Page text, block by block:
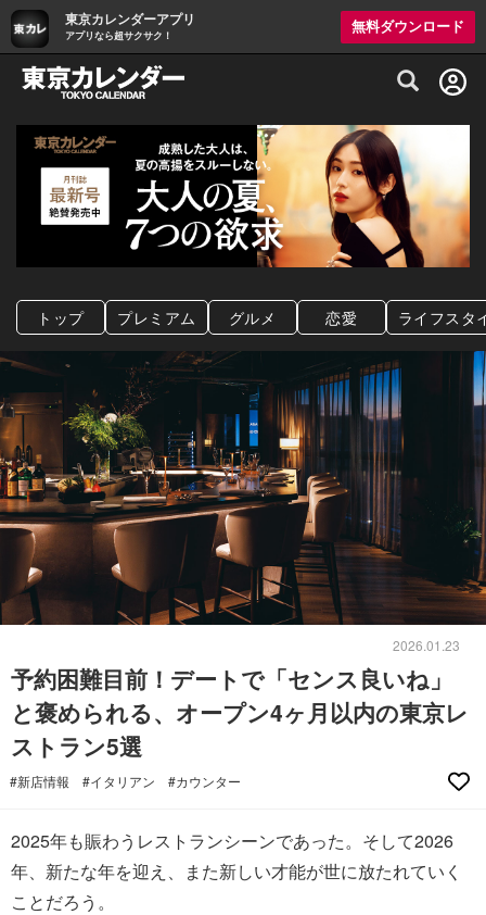
東京カレンダーアプリ
アプリなら超サクサク！
無料ダウンロード
グルメ情報・プレミアムレストラン予約
トップ プレミアム グルメ 恋愛 ライフスタ
2026.01.23
予約困難目前！デートで「センス良いね」
と褒められる、オープン4ヶ月以内の東京レ
ストラン5選
#新店情報 #イタリアン #カウンター
2025年も賑わうレストランシーンであった。そして2026
年、新たな年を迎え、また新しい才能が世に放たれていく
ことだろう。